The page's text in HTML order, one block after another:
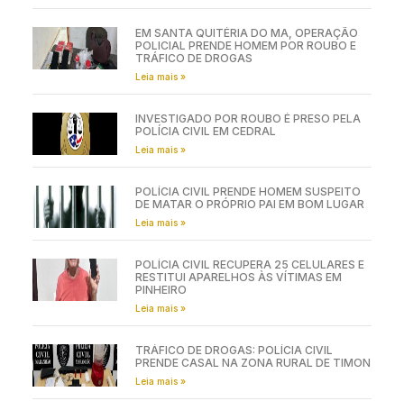
EM SANTA QUITÉRIA DO MA, OPERAÇÃO
POLICIAL PRENDE HOMEM POR ROUBO E
TRÁFICO DE DROGAS
Leia mais »
INVESTIGADO POR ROUBO É PRESO PELA
POLÍCIA CIVIL EM CEDRAL
Leia mais »
POLÍCIA CIVIL PRENDE HOMEM SUSPEITO
DE MATAR O PRÓPRIO PAI EM BOM LUGAR
Leia mais »
POLÍCIA CIVIL RECUPERA 25 CELULARES E
RESTITUI APARELHOS ÀS VÍTIMAS EM
PINHEIRO
Leia mais »
TRÁFICO DE DROGAS: POLÍCIA CIVIL
PRENDE CASAL NA ZONA RURAL DE TIMON
Leia mais »